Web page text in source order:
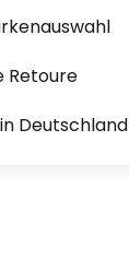
Retoure
Deutschland